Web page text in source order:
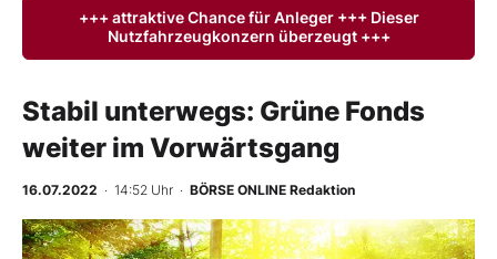
Anlageprodukte
Finanz-Check
Abo & Shop
+++ attraktive Chance für Anleger +++ Dieser
Nutzfahrzeugkonzern überzeugt +++
Stabil unterwegs: Grüne Fonds
weiter im Vorwärtsgang
16.07.2022 · 14:52 Uhr · BÖRSE ONLINE Redaktion